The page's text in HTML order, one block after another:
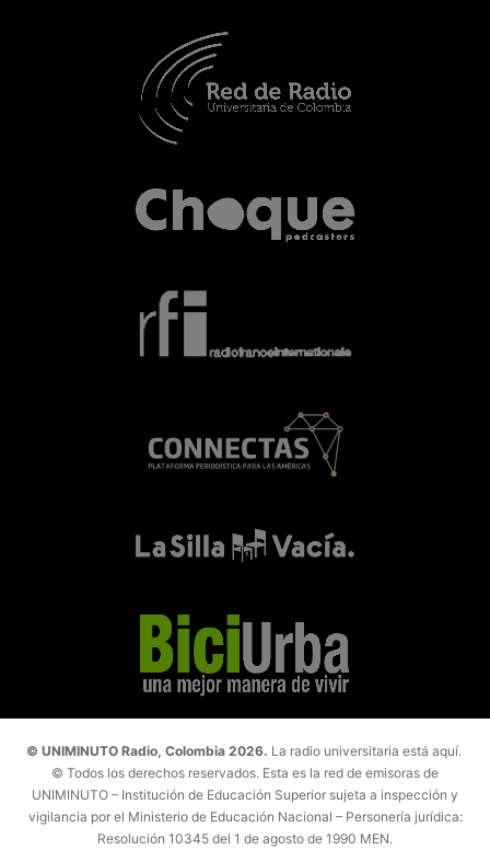
© UNIMINUTO Radio, Colombia 2026. La radio universitaria está aquí.
© Todos los derechos reservados. Esta es la red de emisoras de
UNIMINUTO – Institución de Educación Superior sujeta a inspección y
vigilancia por el Ministerio de Educación Nacional – Personería jurídica:
Resolución 10345 del 1 de agosto de 1990 MEN.